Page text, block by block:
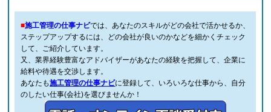
■施工管理の仕事ナビでは、あなたのスキルがどの会社で活かせるか、
ステップアップするには、どの会社が良いのかなどを細かくチェック
して、ご紹介しています。
又、業界経験豊富なアドバイザーがあなたの経験を把握して、企業に
給料や待遇を交渉します。
あなたも施工管理の仕事ナビに登録して、いろいろな仕事から、自分
のしたい仕事(会社)を選びませんか！